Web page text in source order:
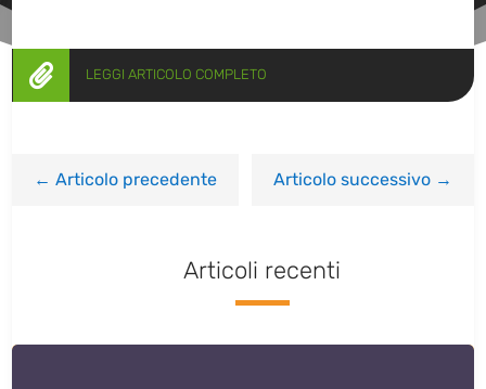
 LEGGI ARTICOLO COMPLETO
←Articolo precedente Articolo successivo→
Articoli recenti